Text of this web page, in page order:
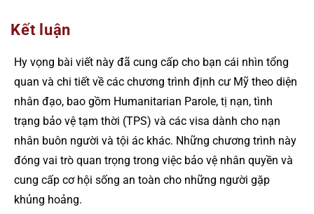
Kết luận
Hy vọng bài viết này đã cung cấp cho bạn cái nhìn tổng
quan và chi tiết về các chương trình định cư Mỹ theo diện
nhân đạo, bao gồm Humanitarian Parole, tị nạn, tình
trạng bảo vệ tạm thời (TPS) và các visa dành cho nạn
nhân buôn người và tội ác khác. Những chương trình này
đóng vai trò quan trọng trong việc bảo vệ nhân quyền và
cung cấp cơ hội sống an toàn cho những người gặp
khủng hoảng.